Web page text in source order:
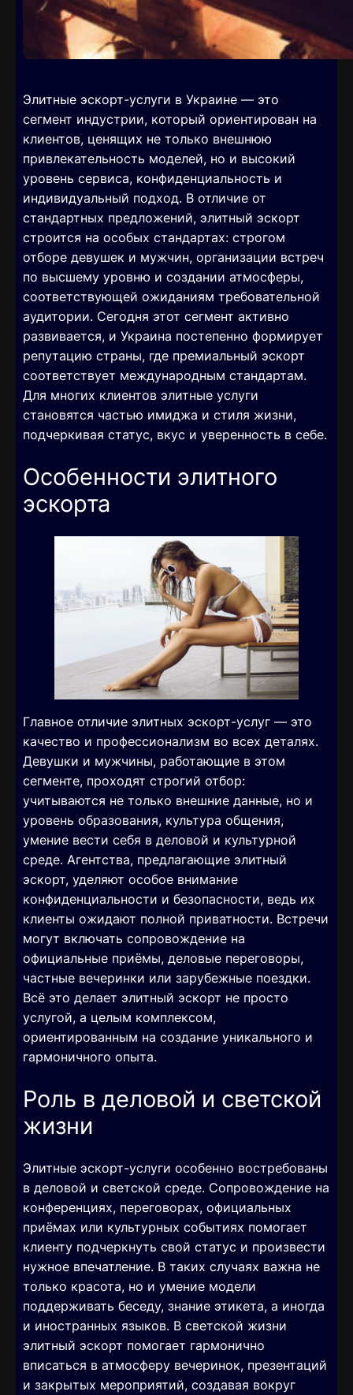
Элитные эскорт-услуги в Украине — это
сегмент индустрии, который ориентирован на
клиентов, ценящих не только внешнюю
привлекательность моделей, но и высокий
уровень сервиса, конфиденциальность и
индивидуальный подход. В отличие от
стандартных предложений, элитный эскорт
строится на особых стандартах: строгом
отборе девушек и мужчин, организации встреч
по высшему уровню и создании атмосферы,
соответствующей ожиданиям требовательной
аудитории. Сегодня этот сегмент активно
развивается, и Украина постепенно формирует
репутацию страны, где премиальный эскорт
соответствует международным стандартам.
Для многих клиентов элитные услуги
становятся частью имиджа и стиля жизни,
подчеркивая статус, вкус и уверенность в себе.
Особенности элитного
эскорта
Главное отличие элитных эскорт-услуг — это
качество и профессионализм во всех деталях.
Девушки и мужчины, работающие в этом
сегменте, проходят строгий отбор:
учитываются не только внешние данные, но и
уровень образования, культура общения,
умение вести себя в деловой и культурной
среде. Агентства, предлагающие элитный
эскорт, уделяют особое внимание
конфиденциальности и безопасности, ведь их
клиенты ожидают полной приватности. Встречи
могут включать сопровождение на
официальные приёмы, деловые переговоры,
частные вечеринки или зарубежные поездки.
Всё это делает элитный эскорт не просто
услугой, а целым комплексом,
ориентированным на создание уникального и
гармоничного опыта.
Роль в деловой и светской
жизни
Элитные эскорт-услуги особенно востребованы
в деловой и светской среде. Сопровождение на
конференциях, переговорах, официальных
приёмах или культурных событиях помогает
клиенту подчеркнуть свой статус и произвести
нужное впечатление. В таких случаях важна не
только красота, но и умение модели
поддерживать беседу, знание этикета, а иногда
и иностранных языков. В светской жизни
элитный эскорт помогает гармонично
вписаться в атмосферу вечеринок, презентаций
и закрытых мероприятий, создавая вокруг